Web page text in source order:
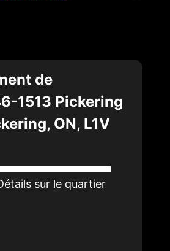
de
1513 Pickering
ON, L1V
sur le quartier